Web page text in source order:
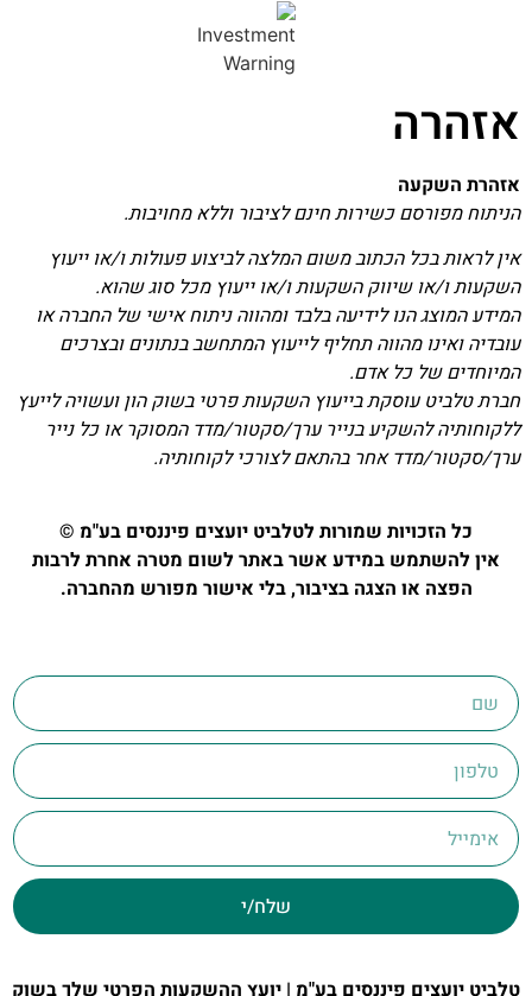
אזהרה
אזהרת השקעה
הניתוח מפורסם כשירות חינם לציבור וללא מחויבות.
אין לראות בכל הכתוב משום המלצה לביצוע פעולות ו/או ייעוץ
השקעות ו/או שיווק השקעות ו/או ייעוץ מכל סוג שהוא.
המידע המוצג הנו לידיעה בלבד ומהווה ניתוח אישי של החברה או
עובדיה ואינו מהווה תחליף לייעוץ המתחשב בנתונים ובצרכים
המיוחדים של כל אדם.
חברת טלביט עוסקת בייעוץ השקעות פרטי בשוק הון ועשויה לייעץ
ללקוחותיה להשקיע בנייר ערך/סקטור/מדד המסוקר או כל נייר
ערך/סקטור/מדד אחר בהתאם לצורכי לקוחותיה.
כל הזכויות שמורות לטלביט יועצים פיננסים בע"מ ©
אין להשתמש במידע אשר באתר לשום מטרה אחרת לרבות
הפצה או הצגה בציבור, בלי אישור מפורש מהחברה.
שלח/י